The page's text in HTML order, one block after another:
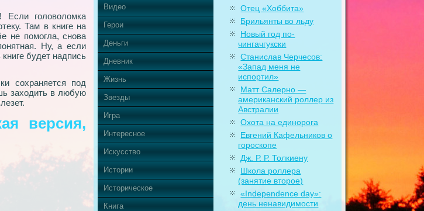
Если головоломка
Там в книге на
не помогла, снова
Ну, а если
будет надпись
сохраняется под
заходить в любую
версия,
Видео
Герои
Деньги
Дневник
Жизнь
Звезды
Игра
Интересное
Искусство
Истории
Историческое
Книга
Отец «Хоббита»
Брильянты во льду
Новый год по-
чингачгукски
Станислав Черчесов:
«Запад меня не
испортил»
Матт Салерно —
американский роллер из
Австралии
Охота на единорога
Евгений Кафельников о
гороскопе
Дж. Р. Р. Толкиену
Школа роллера
(занятие второе)
«Independence day»:
день ненавидимости